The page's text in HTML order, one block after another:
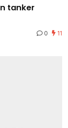
tanker
0 11